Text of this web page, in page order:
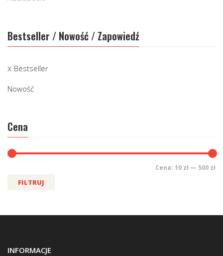
Bestseller / Nowość / Zapowiedź
Bestseller
Nowość
Cena
FILTRUJ
Cena: 10 zł — 500 zł
INFORMACJE